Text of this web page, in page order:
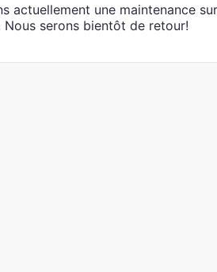
actuellement une maintenance sur
Nous serons bientôt de retour!